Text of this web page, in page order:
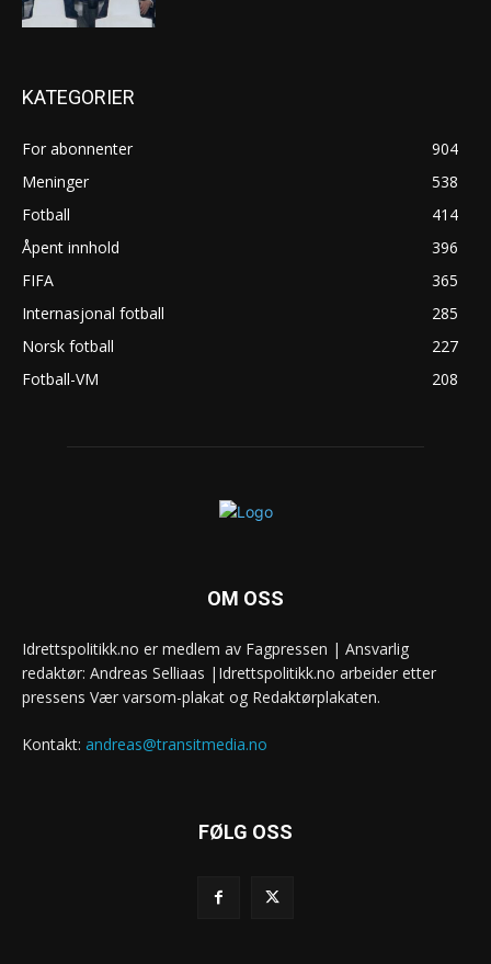
KATEGORIER
For abonnenter
904
Meninger
538
Fotball
414
Åpent innhold
396
FIFA
365
Internasjonal fotball
285
Norsk fotball
227
Fotball-VM
208
OM OSS
Idrettspolitikk.no er medlem av Fagpressen | Ansvarlig
redaktør: Andreas Selliaas |Idrettspolitikk.no arbeider etter
pressens Vær varsom-plakat og Redaktørplakaten.
Kontakt: andreas@transitmedia.no
FØLG OSS